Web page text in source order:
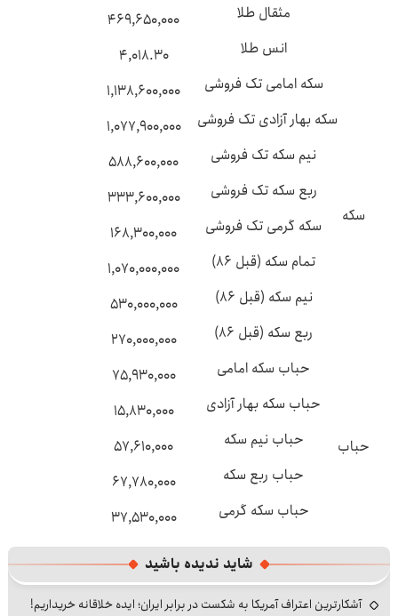
مثقال طلا
۴۶۹,۶۵۰,۰۰۰
انس طلا
۴,۰۱۸.۳۰
سکه
سکه امامی تک فروشی
۱,۱۳۸,۶۰۰,۰۰۰
سکه بهار آزادی تک فروشی
۱,۰۷۷,۹۰۰,۰۰۰
نیم سکه تک فروشی
۵۸۸,۶۰۰,۰۰۰
ربع سکه تک فروشی
۳۳۳,۶۰۰,۰۰۰
سکه گرمی تک فروشی
۱۶۸,۳۰۰,۰۰۰
تمام سکه (قبل ۸۶)
۱,۰۷۰,۰۰۰,۰۰۰
نیم سکه (قبل ۸۶)
۵۳۰,۰۰۰,۰۰۰
ربع سکه (قبل ۸۶)
۲۷۰,۰۰۰,۰۰۰
حباب
حباب سکه امامی
۷۵,۹۳۰,۰۰۰
حباب سکه بهار آزادی
۱۵,۸۳۰,۰۰۰
حباب نیم سکه
۵۷,۶۱۰,۰۰۰
حباب ربع سکه
۶۷,۷۸۰,۰۰۰
حباب سکه گرمی
۳۷,۵۳۰,۰۰۰
شاید ندیده باشید
آشکارترین اعتراف آمریکا به شکست در برابر ایران؛ ایده خلاقانه خریداریم!